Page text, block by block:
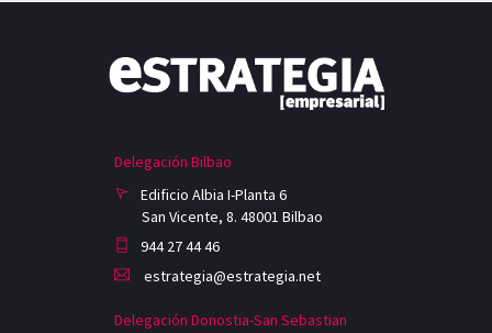
Delegación Bilbao
Edificio Albia I-Planta 6
San Vicente, 8. 48001 Bilbao
944 27 44 46
estrategia@estrategia.net
Delegación Donostia-San Sebastian